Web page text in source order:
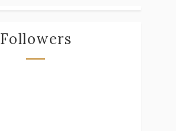
Followers